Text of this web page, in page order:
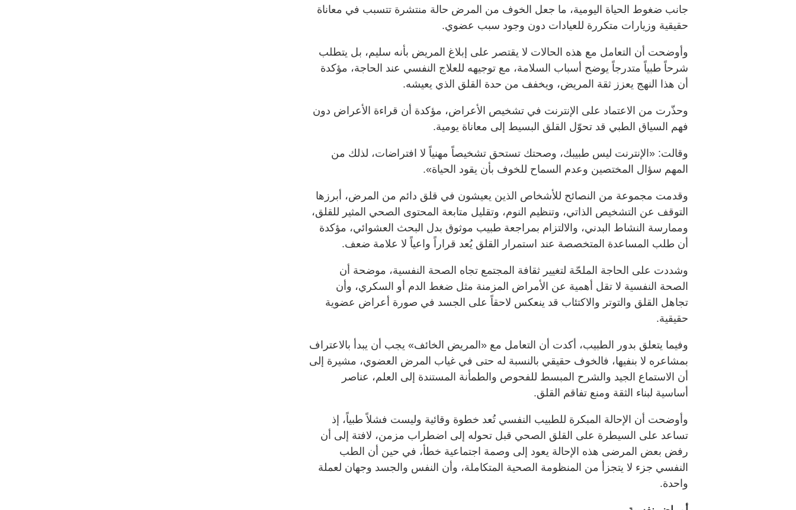
جانب ضغوط الحياة اليومية، ما جعل الخوف من المرض حالة منتشرة تتسبب في معاناة
حقيقية وزيارات متكررة للعيادات دون وجود سبب عضوي.
وأوضحت أن التعامل مع هذه الحالات لا يقتصر على إبلاغ المريض بأنه سليم، بل يتطلب
شرحاً طبياً متدرجاً يوضح أسباب السلامة، مع توجيهه للعلاج النفسي عند الحاجة، مؤكدة
أن هذا النهج يعزز ثقة المريض، ويخفف من حدة القلق الذي يعيشه.
وحذّرت من الاعتماد على الإنترنت في تشخيص الأعراض، مؤكدة أن قراءة الأعراض دون
فهم السياق الطبي قد تحوّل القلق البسيط إلى معاناة يومية.
وقالت: «الإنترنت ليس طبيبك، وصحتك تستحق تشخيصاً مهنياً لا افتراضات، لذلك من
المهم سؤال المختصين وعدم السماح للخوف بأن يقود الحياة».
وقدمت مجموعة من النصائح للأشخاص الذين يعيشون في قلق دائم من المرض، أبرزها
التوقف عن التشخيص الذاتي، وتنظيم النوم، وتقليل متابعة المحتوى الصحي المثير للقلق،
وممارسة النشاط البدني، والالتزام بمراجعة طبيب موثوق بدل البحث العشوائي، مؤكدة
أن طلب المساعدة المتخصصة عند استمرار القلق يُعد قراراً واعياً لا علامة ضعف.
وشددت على الحاجة الملحّة لتغيير ثقافة المجتمع تجاه الصحة النفسية، موضحة أن
الصحة النفسية لا تقل أهمية عن الأمراض المزمنة مثل ضغط الدم أو السكري، وأن
تجاهل القلق والتوتر والاكتئاب قد ينعكس لاحقاً على الجسد في صورة أعراض عضوية
حقيقية.
وفيما يتعلق بدور الطبيب، أكدت أن التعامل مع «المريض الخائف» يجب أن يبدأ بالاعتراف
بمشاعره لا بنفيها، فالخوف حقيقي بالنسبة له حتى في غياب المرض العضوي، مشيرة إلى
أن الاستماع الجيد والشرح المبسط للفحوص والطمأنة المستندة إلى العلم، عناصر
أساسية لبناء الثقة ومنع تفاقم القلق.
وأوضحت أن الإحالة المبكرة للطبيب النفسي تُعد خطوة وقائية وليست فشلاً طبياً، إذ
تساعد على السيطرة على القلق الصحي قبل تحوله إلى اضطراب مزمن، لافتة إلى أن
رفض بعض المرضى هذه الإحالة يعود إلى وصمة اجتماعية خطأ، في حين أن الطب
النفسي جزء لا يتجزأ من المنظومة الصحية المتكاملة، وأن النفس والجسد وجهان لعملة
واحدة.